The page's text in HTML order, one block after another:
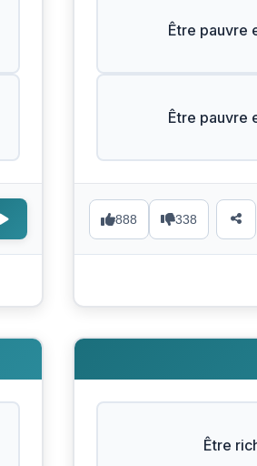
Être pauvre
Être pauvre
888 338
Être